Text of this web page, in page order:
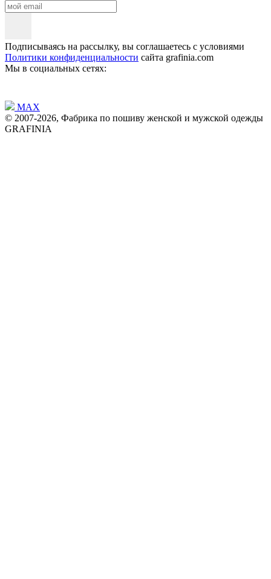
Подписываясь на рассылку, вы соглашаетесь с условиями
Политики конфиденциальности сайта grafinia.com
Мы в социальных сетях:
MAX
© 2007-2026, Фабрика по пошиву женской и мужской одежды
GRAFINIA